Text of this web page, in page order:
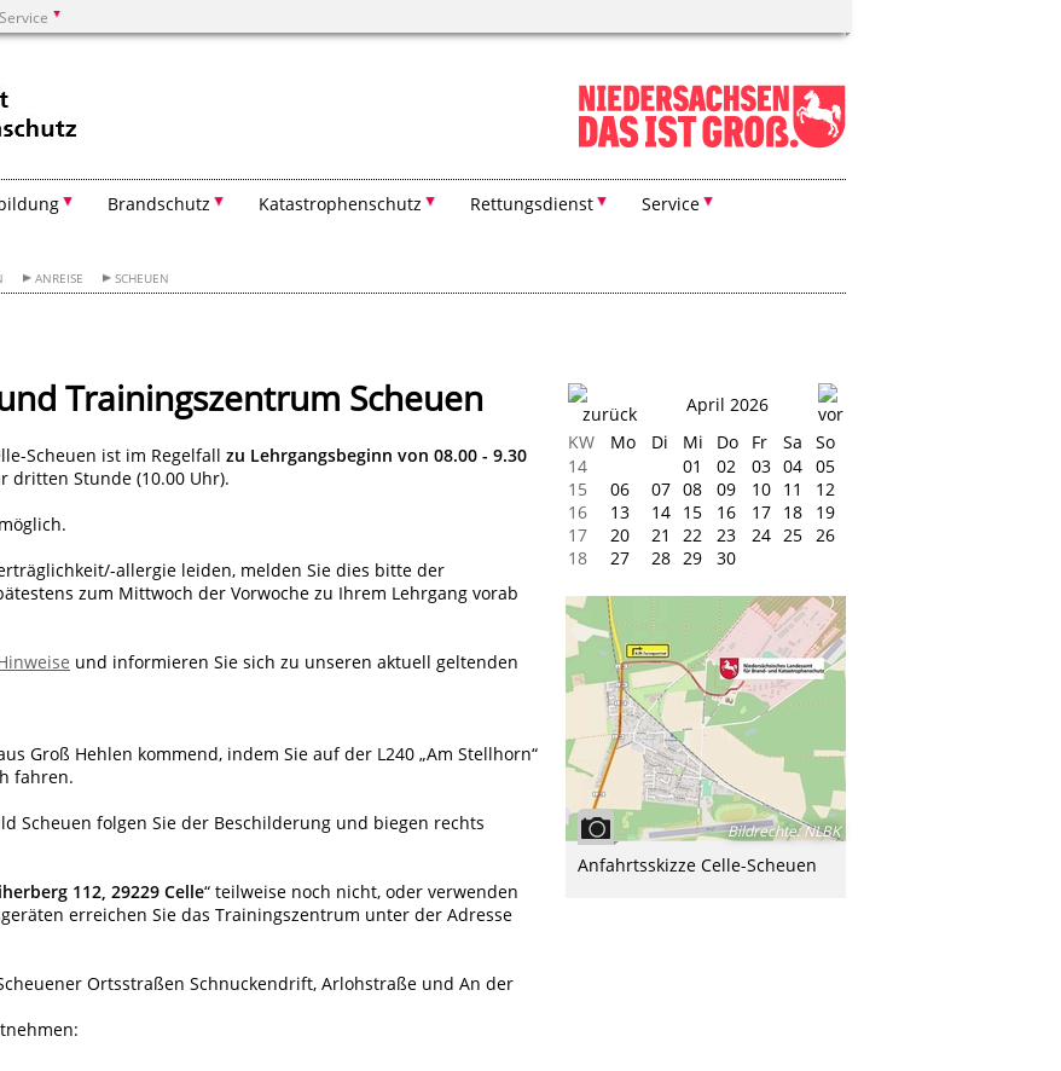
Service
Brandschutz Katastrophenschutz Rettungsdienst Service
ANREISE SCHEUEN
Trainingszentrum Scheuen
Scheuen ist im Regelfall zu Lehrgangsbeginn von 08.00 - 9.30
Stunde (10.00 Uhr).
allergie leiden, melden Sie dies bitte der
zum Mittwoch der Vorwoche zu Ihrem Lehrgang vorab
und informieren Sie sich zu unseren aktuell geltenden
Groß Hehlen kommend, indem Sie auf der L240 „Am Stellhorn“
fahren.
Scheuen folgen Sie der Beschilderung und biegen rechts
112, 29229 Celle“ teilweise noch nicht, oder verwenden
erreichen Sie das Trainingszentrum unter der Adresse
Ortsstraßen Schnuckendrift, Arlohstraße und An der
April 2026
KW
Mo Di Mi Do Fr Sa
So
14
01 02 03 04 05
15
06 07 08 09 10 11
12
16
13 14 15 16 17 18
19
17
20 21 22 23 24 25 26
18
27 28 29 30
Bildrechte:NLBK
Anfahrtsskizze Celle-Scheuen